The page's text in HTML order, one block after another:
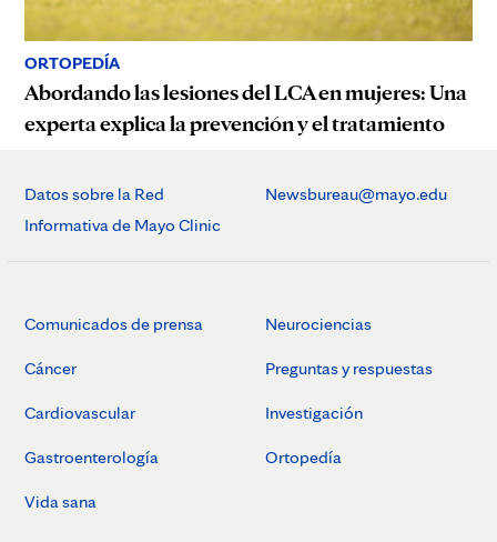
ORTOPEDÍA
Abordando las lesiones del LCA en mujeres: Una
experta explica la prevención y el tratamiento
Datos sobre la Red
Informativa de Mayo Clinic
Newsbureau@mayo.edu
Comunicados de prensa
Cáncer
Cardiovascular
Gastroenterología
Vida sana
Neurociencias
Preguntas y respuestas
Investigación
Ortopedía